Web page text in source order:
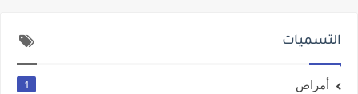
التسميات
أمراض 1